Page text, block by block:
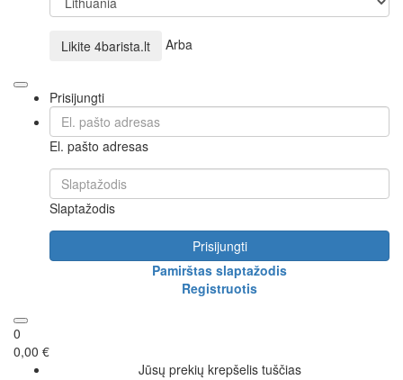
Likite 4barista.lt Arba
Prisijungti
El. pašto adresas
Slaptažodis
Prisijungti
Pamirštas slaptažodis
Registruotis
0
0,00 €
Jūsų prekių krepšelis tuščias